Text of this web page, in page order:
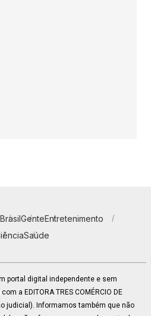
BrasilGenteEntretenimento
Saúde
portal digital independente e sem
a EDITORA TRES COMÉRCIO DE
judicial). Informamos também que não